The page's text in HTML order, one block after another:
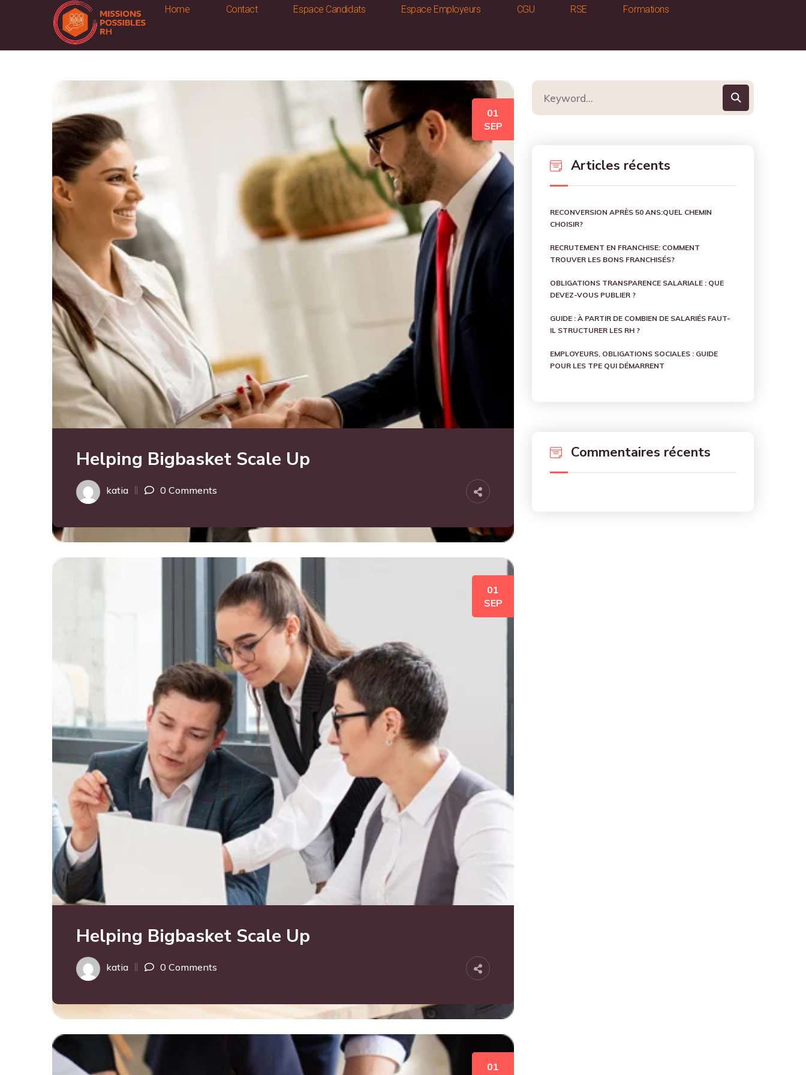
Home Contact Espace Candidats Espace Employeurs CGU RSE Formations
01
SEP
Helping Bigbasket Scale Up
katia 0 Comments
01
SEP
Helping Bigbasket Scale Up
katia 0 Comments
01
Articles récents
RECONVERSION APRÈS 50 ANS:QUEL CHEMIN
CHOISIR?
RECRUTEMENT EN FRANCHISE: COMMENT
TROUVER LES BONS FRANCHISÉS?
OBLIGATIONS TRANSPARENCE SALARIALE : QUE
DEVEZ-VOUS PUBLIER ?
GUIDE : À PARTIR DE COMBIEN DE SALARIÉS FAUT-
IL STRUCTURER LES RH ?
EMPLOYEURS, OBLIGATIONS SOCIALES : GUIDE
POUR LES TPE QUI DÉMARRENT
Commentaires récents